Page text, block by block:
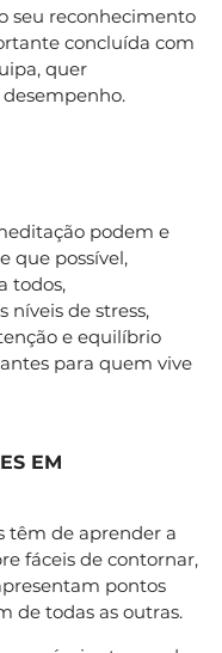
seu reconhecimento
concluída com
quer
podem e
que possível,
todos,
de stress,
e equilíbrio
para quem vive
EM
têm de aprender a
fáceis de contornar,
pontos
de todas as outras.